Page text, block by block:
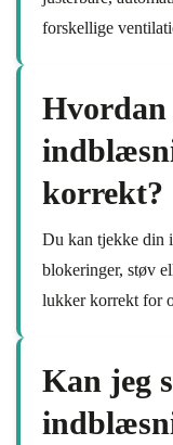
forskellige
Hvordan
korrekt?
Du kan tjekke din
blokeringer, støv
lukker korrekt for
Kan jeg